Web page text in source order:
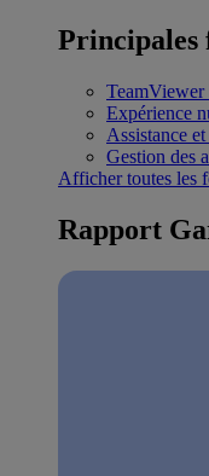
Principales
TeamViewer
Expérience
Assistance
Gestion des
Afficher toutes les
Rapport